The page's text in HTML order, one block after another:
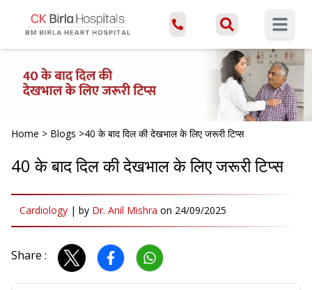
Open
Home > Blogs >40 के बाद दिल की देखभाल के लिए जरूरी टिप्स
40 के बाद दिल की देखभाल के लिए जरूरी टिप्स
Cardiology | by Dr. Anil Mishra on 24/09/2025
Share :